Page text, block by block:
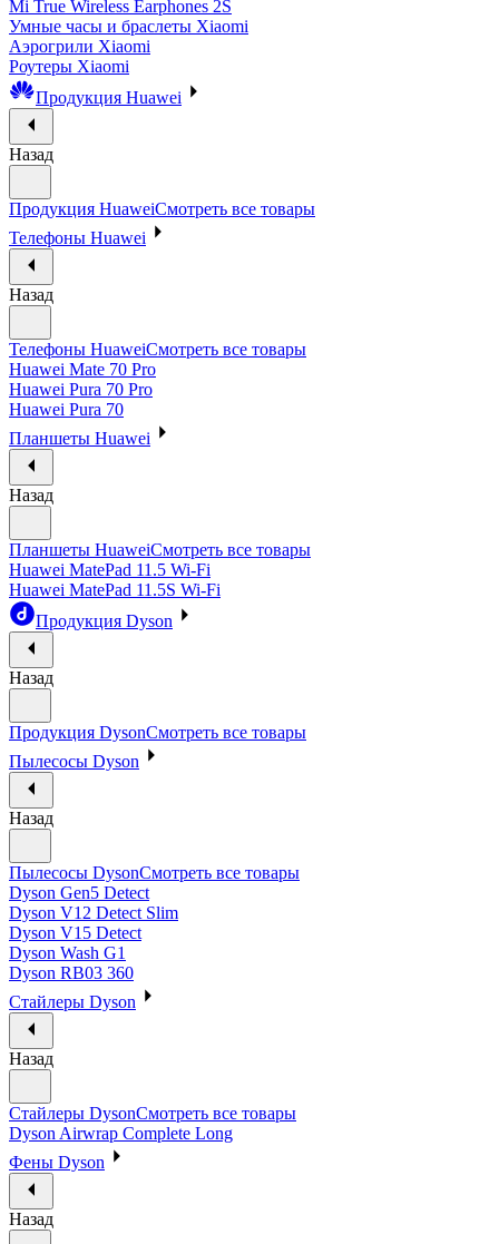
Mi True Wireless Earphones 2S
Умные часы и браслеты Xiaomi
Аэрогрили Xiaomi
Роутеры Xiaomi
Продукция Huawei
Назад
Продукция HuaweiСмотреть все товары
Телефоны Huawei
Назад
Телефоны HuaweiСмотреть все товары
Huawei Mate 70 Pro
Huawei Pura 70 Pro
Huawei Pura 70
Планшеты Huawei
Назад
Планшеты HuaweiСмотреть все товары
Huawei MatePad 11.5 Wi-Fi
Huawei MatePad 11.5S Wi-Fi
Продукция Dyson
Назад
Продукция DysonСмотреть все товары
Пылесосы Dyson
Назад
Пылесосы DysonСмотреть все товары
Dyson Gen5 Detect
Dyson V12 Detect Slim
Dyson V15 Detect
Dyson Wash G1
Dyson RB03 360
Стайлеры Dyson
Назад
Стайлеры DysonСмотреть все товары
Dyson Airwrap Complete Long
Фены Dyson
Назад